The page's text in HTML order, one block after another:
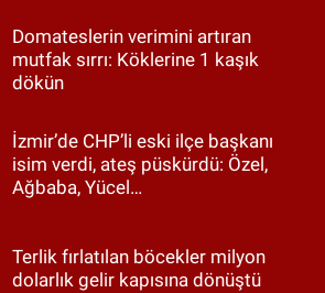
Domateslerin verimini artıran
mutfak sırrı: Köklerine 1 kaşık
dökün
İzmir’de CHP’li eski ilçe başkanı
isim verdi, ateş püskürdü: Özel,
Ağbaba, Yücel…
Terlik fırlatılan böcekler milyon
dolarlık gelir kapısına dönüştü